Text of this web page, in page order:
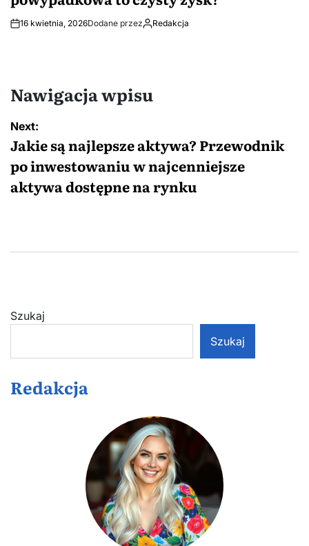
16 kwietnia, 2026Dodane przez Redakcja
Nawigacja wpisu
Next:
Jakie są najlepsze aktywa? Przewodnik
po inwestowaniu w najcenniejsze
aktywa dostępne na rynku
Szukaj
Szukaj
Redakcja